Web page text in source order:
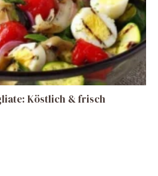
Köstlich & frisch